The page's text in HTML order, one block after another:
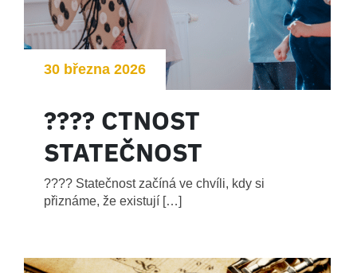
30 března 2026
???? CTNOST
STATEČNOST
???? Statečnost začíná ve chvíli, kdy si
přiznáme, že existují […]